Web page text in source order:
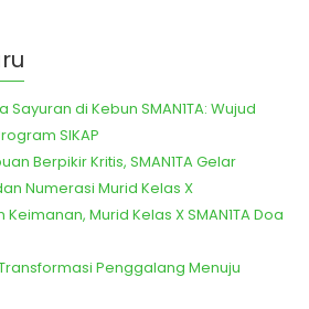
di Kebun SMAN1TA: Wujud
SIKAP
Berpikir Kritis, SMAN1TA Gelar
Numerasi Murid Kelas X
Murid Kelas X SMAN1TA Doa
Transformasi Penggalang Menuju